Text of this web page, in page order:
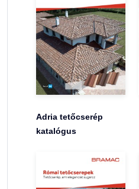
Adria tetőcserép
katalógus